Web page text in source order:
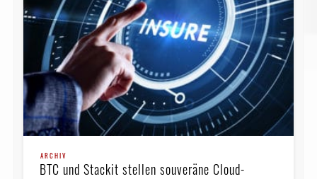
ARCHIV
BTC und Stackit stellen souveräne Cloud-